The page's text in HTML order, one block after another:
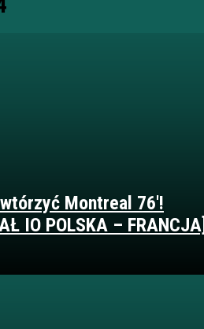
Montreal 76′!
IO POLSKA –